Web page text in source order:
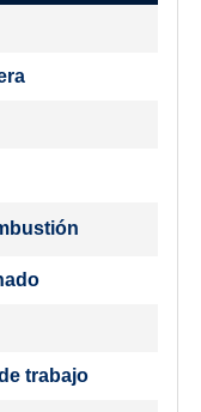
trabajo